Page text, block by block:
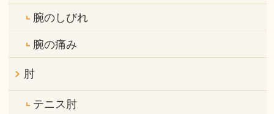
腕のしびれ
腕の痛み
肘
テニス肘